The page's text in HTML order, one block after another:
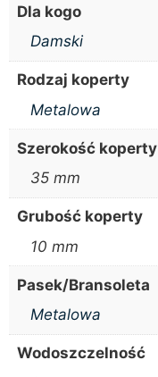
Dla kogo
Damski
Rodzaj koperty
Metalowa
Szerokość koperty
35 mm
Grubość koperty
10 mm
Pasek/Bransoleta
Metalowa
Wodoszczelność